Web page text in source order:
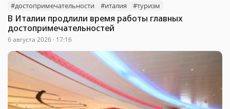
#достопримечательности #италия #туризм
В Италии продлили время работы главных
достопримечательностей
6 августа 2026 · 17:16